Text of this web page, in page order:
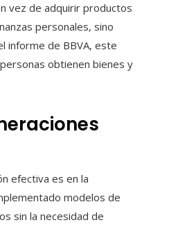
vez de adquirir productos
personales, sino
informe de BBVA, este
obtienen bienes y
efectiva es en la
modelos de
sin la necesidad de